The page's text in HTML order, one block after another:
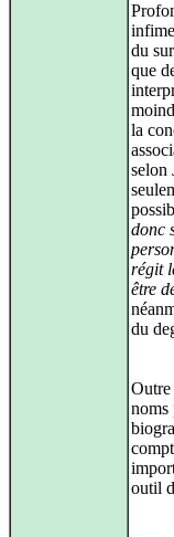
du
que
la
selon
donc
régit
être
du
Outre
noms
outil